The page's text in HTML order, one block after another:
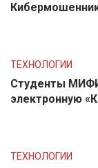
ТЕХНОЛОГИИ
Студенты
электронную
ТЕХНОЛОГИИ